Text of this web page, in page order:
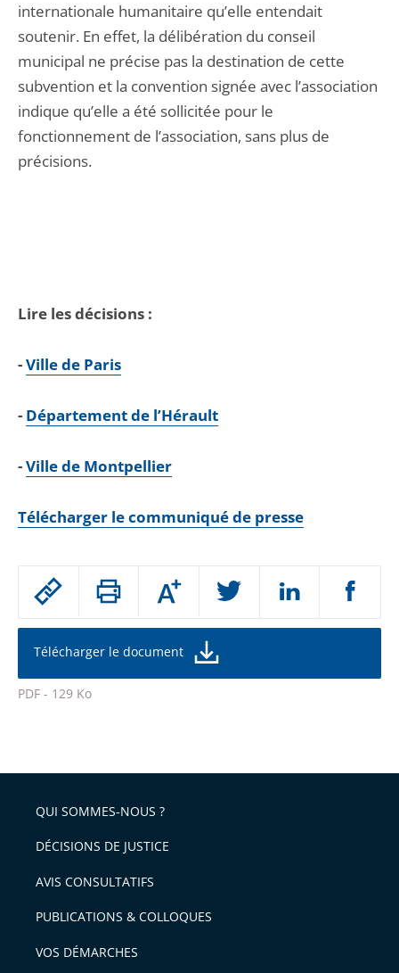
Passer
partage
de
l'article
pour
Augmenter
ou
la
de
police
Télécharger le document
PDF - 129 Ko
l'article
pour
avant
internationale humanitaire qu’elle entendait
soutenir. En effet, la délibération du conseil
municipal ne précise pas la destination de cette
subvention et la convention signée avec l’association
indique qu’elle a été sollicitée pour le
fonctionnement de l’association, sans plus de
précisions.
Lire les décisions :
-Ville de Paris
- Département de l’Hérault
-Ville de Montpellier
Télécharger le communiqué de presse
QUI SOMMES-NOUS ?
DÉCISIONS DE JUSTICE
AVIS CONSULTATIFS
PUBLICATIONS & COLLOQUES
VOS DÉMARCHES